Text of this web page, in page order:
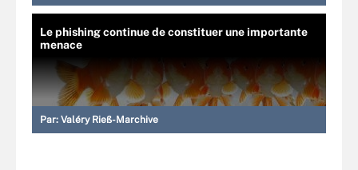
Le phishing continue de constituer une importante
menace
Par: Valéry Rieß-Marchive